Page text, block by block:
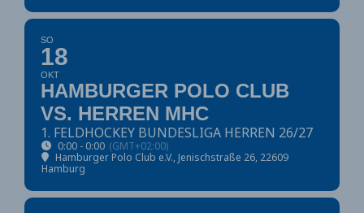
SO
18
OKT
HAMBURGER POLO CLUB
VS. HERREN MHC
1. FELDHOCKEY BUNDESLIGA HERREN 26/27
0:00 - 0:00 (GMT+02:00)
Hamburger Polo Club e.V., Jenischstraße 26, 22609
Hamburg